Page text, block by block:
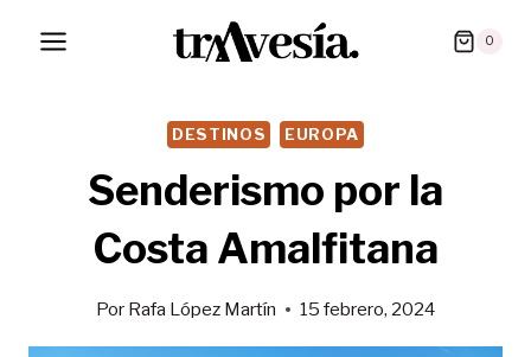
0
DESTINOS EUROPA
Senderismo por la
Costa Amalfitana
Por Rafa López Martín 15 febrero, 2024